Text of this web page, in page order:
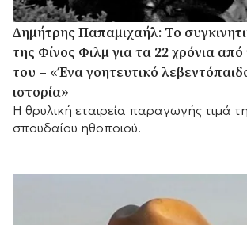
Δημήτρης Παπαμιχαήλ: Το
της Φίνος Φιλμ για τα 22 χρόνια
του – «Ένα γοητευτικό
ιστορία»
Η θρυλική εταιρεία παραγωγής τιμά
σπουδαίου ηθοποιού.